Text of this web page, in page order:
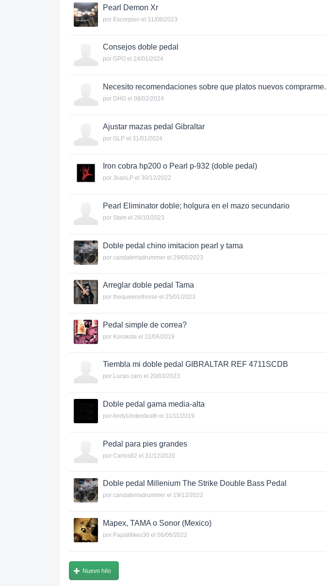
Pearl Demon Xr
por Escorpion el 31/08/2023
Consejos doble pedal
por GPO el 24/01/2024
Necesito recomendaciones sobre que platos nuevos comprarme.
por DHG el 08/02/2024
Ajustar mazas pedal Gibraltar
por GLP el 31/01/2024
Iron cobra hp200 o Pearl p-932 (doble pedal)
por JoanLP el 30/12/2022
Pearl Eliminator doble; holgura en el mazo secundario
por Stam el 26/10/2023
Doble pedal chino imitacion pearl y tama
por candaterradrummer el 29/05/2023
Arreglar doble pedal Tama
por thequeenofnoise el 25/01/2023
Pedal simple de correa?
por Korokota el 22/06/2019
Tiembla mi doble pedal GIBRALTAR REF 4711SCDB
por Lucas caro el 20/03/2023
Doble pedal gama media-alta
porAndyUnderdeath el 11/11/2019
Pedal para pies grandes
por Carlos82 el 31/12/2020
Doble pedal Millenium The Strike Double Bass Pedal
por candaterradrummer el 19/12/2022
Mapex, TAMA o Sonor (Mexico)
por PapáMikes30 el 06/06/2022
Nuevo hilo